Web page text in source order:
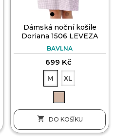
Dámská noční košile
Doriana 1506 LEVEZA
BAVLNA
699 Kč
M XL
 DO KOŠÍKU